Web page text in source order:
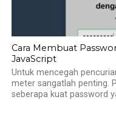
Cara Membuat
JavaScript
Untuk mencegah
meter sangatlah penting.
seberapa kuat password